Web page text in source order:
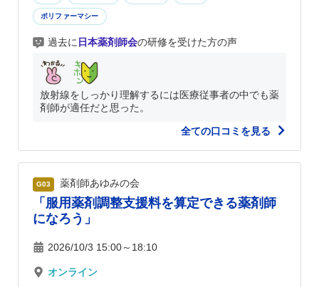
ポリファーマシー
過去に 日本薬剤師会の研修を受けた方の声
放射線をしっかり理解するには医療従事者の中でも薬
剤師が適任だと思った。
全ての口コミを見る
G03 薬剤師あゆみの会
「服用薬剤調整支援料を算定できる薬剤師
になろう」
2026/10/3 15:00～18:10
オンライン